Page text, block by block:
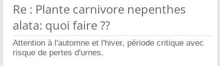
Re : Plante carnivore nepenthes
alata: quoi faire ??
Attention à l'automne et l'hiver, période critique avec
risque de pertes d'urnes.